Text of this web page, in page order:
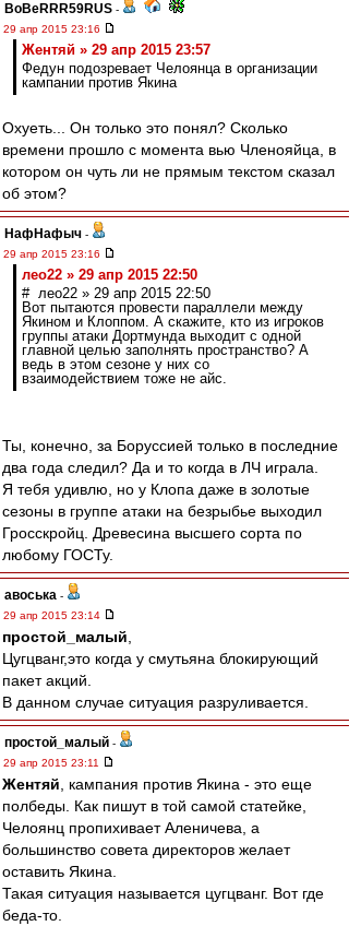
BoBeRRR59RUS -
29 апр 2015 23:16
Жентяй » 29 апр 2015 23:57
Федун подозревает Челоянца в организации
кампании против Якина
Охуеть... Он только это понял? Сколько
времени прошло с момента вью Членояйца, в
котором он чуть ли не прямым текстом сказал
об этом?
НафНафыч -
29 апр 2015 23:16
лео22 » 29 апр 2015 22:50
# лео22 » 29 апр 2015 22:50
Вот пытаются провести параллели между
Якином и Клоппом. А скажите, кто из игроков
группы атаки Дортмунда выходит с одной
главной целью заполнять пространство? А
ведь в этом сезоне у них со
взаимодействием тоже не айс.
Ты, конечно, за Боруссией только в последние
два года следил? Да и то когда в ЛЧ играла.
Я тебя удивлю, но у Клопа даже в золотые
сезоны в группе атаки на безрыбье выходил
Гросскройц. Древесина высшего сорта по
любому ГОСТу.
авоська -
29 апр 2015 23:14
простой_малый
Цугцванг,это когда у смутьяна блокирующий
пакет акций.
В данном случае ситуация разруливается.
простой_малый -
29 апр 2015 23:11
Жентяй , кампания против Якина - это еще
полбеды. Как пишут в той самой статейке,
Челоянц пропихивает Аленичева, а
большинство совета директоров желает
оставить Якина.
Такая ситуация называется цугцванг. Вот где
беда-то.